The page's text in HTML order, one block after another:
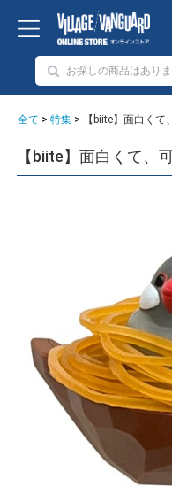
全て > 特集 > 【biite】面白くて
【biite】面白くて、